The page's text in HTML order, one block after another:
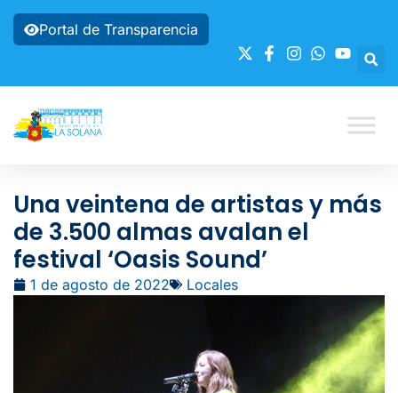
Portal de Transparencia
Una veintena de artistas y más
de 3.500 almas avalan el
festival ‘Oasis Sound’
1 de agosto de 2022 Locales